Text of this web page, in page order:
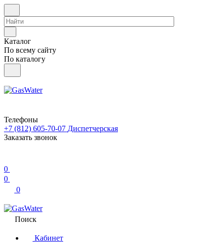
Каталог
По всему сайту
По каталогу
Телефоны
+7 (812) 605-70-07 Диспетчерская
Заказать звонок
0
0
0
Поиск
Кабинет